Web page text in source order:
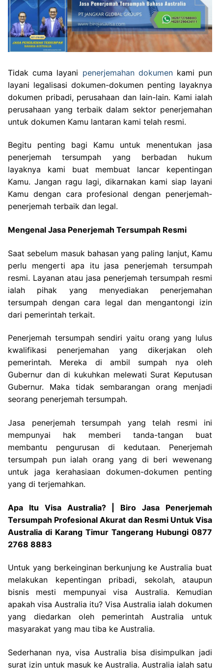
Tidak cuma layani penerjemahan dokumenkami pun
layani legalisasi dokumen-dokumen penting layaknya
dokumen pribadi, perusahaan dan lain-lain. Kami ialah
perusahaan yang terbaik dalam sektor penerjemahan
untuk dokumen Kamu lantaran kami telah resmi.
Begitu penting bagi Kamu untuk menentukan jasa
penerjemah tersumpah yang berbadan hukum
layaknya kami buat membuat lancar kepentingan
Kamu. Jangan ragu lagi, dikarnakan kami siap layani
Kamu dengan cara profesional dengan penerjemah-
penerjemah terbaik dan legal.
Mengenal Jasa Penerjemah Tersumpah Resmi
Saat sebelum masuk bahasan yang paling lanjut, Kamu
perlu mengerti apa itu jasa penerjemah tersumpah
resmi. Layanan atau jasa penerjemah tersumpah resmi
ialah pihak yang menyediakan penerjemahan
tersumpah dengan cara legal dan mengantongi izin
dari pemerintah terkait.
Penerjemah tersumpah sendiri yaitu orang yang lulus
kwalifikasi penerjemahan yang dikerjakan oleh
pemerintah. Mereka di ambil sumpah nya oleh
Gubernur dan di kukuhkan melewati Surat Keputusan
Gubernur. Maka tidak sembarangan orang menjadi
seorang penerjemah tersumpah.
Jasa penerjemah tersumpah yang telah resmi ini
mempunyai hak memberi tanda-tangan buat
membantu pengurusan di kedutaan. Penerjemah
tersumpah pun ialah orang yang di beri wewenang
untuk jaga kerahasiaan dokumen-dokumen penting
yang di terjemahkan.
Apa Itu Visa Australia? | Biro Jasa Penerjemah
Tersumpah Profesional Akurat dan Resmi Untuk Visa
Australia di Karang Timur Tangerang Hubungi 0877
2768 8883
Untuk yang berkeinginan berkunjung ke Australia buat
melakukan kepentingan pribadi, sekolah, ataupun
bisnis mesti mempunyai visa Australia. Kemudian
apakah visa Australia itu? Visa Australia ialah dokumen
yang diedarkan oleh pemerintah Australia untuk
masyarakat yang mau tiba ke Australia.
Sederhanan nya, visa Australia bisa disimpulkan jadi
surat izin untuk masuk ke Australia. Australia ialah satu